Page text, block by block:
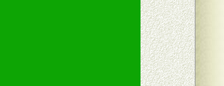
五、退换货制度
1、给予前期市
2、对于临期，
六、服务优势